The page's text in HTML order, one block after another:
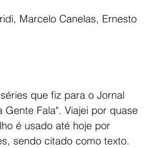
Marcelo Canelas, Ernesto
que fiz para o Jornal
Fala". Viajei por quase
é usado até hoje por
sendo citado como texto.